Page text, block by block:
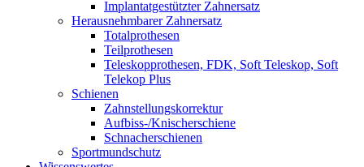
Implantatgestützter Zahnersatz
Herausnehmbarer Zahnersatz
Totalprothesen
Teilprothesen
Teleskopprothesen, FDK, Soft Teleskop, Soft
Telekop Plus
Schienen
Zahnstellungskorrektur
Aufbiss-/Knischerschiene
Schnacherschienen
Sportmundschutz